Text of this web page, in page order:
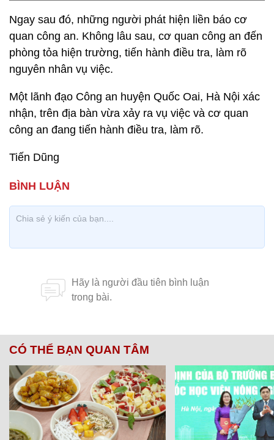
Ngay sau đó, những người phát hiện liền báo cơ
quan công an. Không lâu sau, cơ quan công an đến
phòng tỏa hiện trường, tiến hành điều tra, làm rõ
nguyên nhân vụ việc.
Một lãnh đạo Công an huyện Quốc Oai, Hà Nội xác
nhận, trên địa bàn vừa xảy ra vụ việc và cơ quan
công an đang tiến hành điều tra, làm rõ.
Tiến Dũng
CÓ THỂ BẠN QUAN TÂM